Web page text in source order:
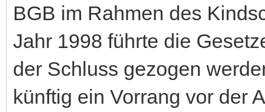
BGB im Rahmen des
Jahr 1998 führte die
der Schluss gezogen
künftig ein Vorrang vor der